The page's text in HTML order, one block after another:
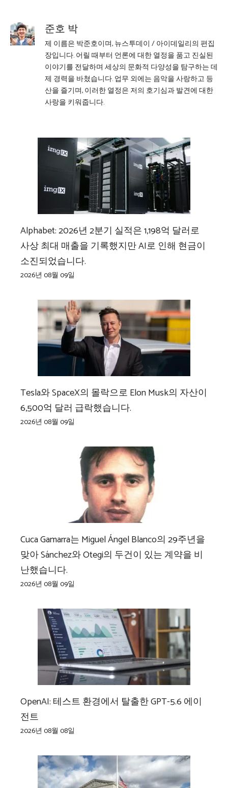
준호 박
제 이름은 박준호이며, 뉴스투데이 / 아이데일리의 편집
장입니다. 어릴 때부터 언론에 대한 열정을 품고 진실된
이야기를 전달하며 세상의 문화적 다양성을 탐구하는 데
제 경력을 바쳤습니다. 업무 외에는 음악을 사랑하고 등
산을 즐기며, 이러한 열정은 저의 호기심과 발견에 대한
사랑을 키워줍니다.
Alphabet: 2026년 2분기 실적은 1,198억 달러로
사상 최대 매출을 기록했지만 AI로 인해 현금이
소진되었습니다.
2026년 08월 09일
Tesla와 SpaceX의 몰락으로 Elon Musk의 자산이
6,500억 달러 급락했습니다.
2026년 08월 09일
Cuca Gamarra는 Miguel Ángel Blanco의 29주년을
맞아 Sánchez와 Otegi의 두건이 있는 계약을 비
난했습니다.
2026년 08월 09일
OpenAI: 테스트 환경에서 탈출한 GPT-5.6 에이
전트
2026년 08월 08일